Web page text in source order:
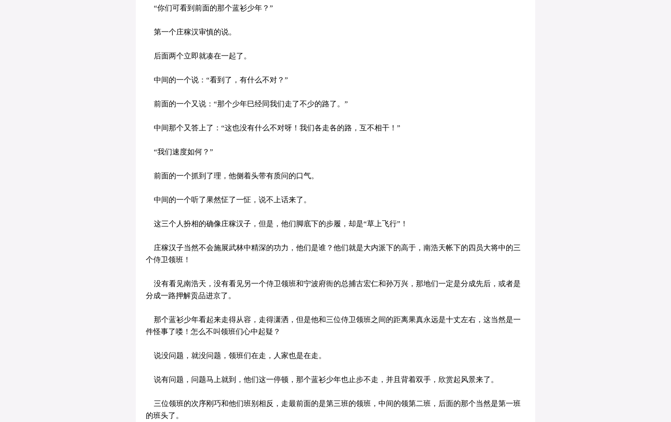
“你们可看到前面的那个蓝衫少年？”
第一个庄稼汉审慎的说。
后面两个立即就凑在一起了。
中间的一个说：“看到了，有什么不对？”
前面的一个又说：“那个少年巳经同我们走了不少的路了。”
中间那个又答上了：“这也没有什么不对呀！我们各走各的路，互不相干！”
“我们速度如何？”
前面的一个抓到了理，他侧着头带有质问的口气。
中间的一个听了果然怔了一怔，说不上话来了。
这三个人扮相的确像庄稼汉子，但是，他们脚底下的步履，却是“草上飞行”！
庄稼汉子当然不会施展武林中精深的功力，他们是谁？他们就是大内派下的高于，南浩天帐下的四员大将中的三
个侍卫领班！
没有看见南浩天，没有看见另一个侍卫领班和宁波府衙的总捕古宏仁和孙万兴，那地们一定是分成先后，或者是
分成一路押解贡品进京了。
那个蓝衫少年看起来走得从容，走得潇洒，但是他和三位侍卫领班之间的距离果真永远是十丈左右，这当然是一
件怪事了喽！怎么不叫领班们心中起疑？
说没问题，就没问题，领班们在走，人家也是在走。
说有问题，问题马上就到，他们这一停顿，那个蓝衫少年也止步不走，并且背着双手，欣赏起风景来了。
三位领班的次序刚巧和他们班别相反，走最前面的是第三班的领班，中间的领第二班，后面的那个当然是第一班
的班头了。